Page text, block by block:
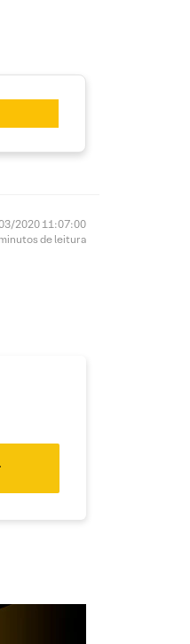
2020 11:07:00
de leitura